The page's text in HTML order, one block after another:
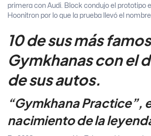
primera con Audi. Block condujo el prototipo
Hoonitron por lo que la prueba llevó el
10 de sus más
Gymkhanas con el
de sus autos.
“Gymkhana Practice”,
nacimiento de la